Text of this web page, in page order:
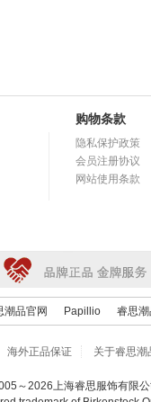
购物条款
隐私保护政策
会员注册协议
网站使用条款
潮品官网 Papillio 睿思
海外正品保证 关于睿思潮
～2026上海睿思服饰有限